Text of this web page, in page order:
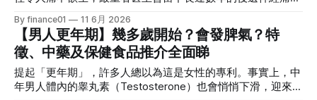
時，必須召喚直升機或救難船進行海空聯動緊急吊運，將病人
送往最近的國家急救。這類緊急撤離與直升機吊運費用往往高
達港幣數十萬至上百萬元。因此，保單內「緊急醫療救援」的
一應俱全。其核心賣點在於收費低廉、堂數精簡，一般打工仔
不需大破費即可報讀。 我們來看看 2026 年最新熱門類別及常
規價錢指南： 1. 建造及裝修水電類（連登仔力薦「神級」科
目） * 熱門課程： 家居水電檢查及維修實務班、冷氣機（分
費預算： 約 $700 至 $1,800 不等（
段。面對市面上玲瑯滿目的體檢中心和醫療機構，蛇針究竟幾
錢？不同牌子有什麼分別？本文為您全面比較政府、工聯會、
卓健、盈健、樂善堂等最新收費，助您精明防疫！ 蛇針不同
牌子有咩分別？新舊一代核心對比 在香港，市面上主要存在
過兩款不同的生蛇疫苗，分別是舊一代的「減毒活疫苗
（Zostavax / 康柏苗）」以及現時成為絕對主流的新一代「重
By finance01 11 6月 2026
【男人更年期】幾多歲開始？會發脾氣？特
徵、中藥及保健食品推介全面睇
提起「更年期」，許多人總以為這是女性的專利。事實上，中
年男人體內的睾丸素（Testosterone）也會悄悄下滑，迎來醫